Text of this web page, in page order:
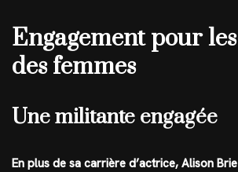
Engagement pour
des femmes
Une militante engagée
En plus de sa carrière d’actrice, Alison Brie